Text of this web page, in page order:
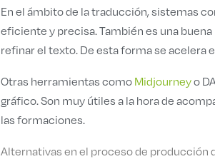
En el ámbito de la traducción, sistemas
eficiente y precisa. También es una
refinar el texto. De esta forma se acelera
Otras herramientas comoMidjourneyo
gráfico. Son muy útiles a la hora de
las formaciones.
Alternativas en el proceso de producción